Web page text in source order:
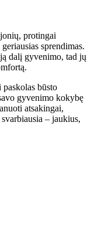
protingai
sprendimas.
dalį gyvenimo, tad jų
būsto
gyvenimo kokybę
atsakingai,
– jaukius,